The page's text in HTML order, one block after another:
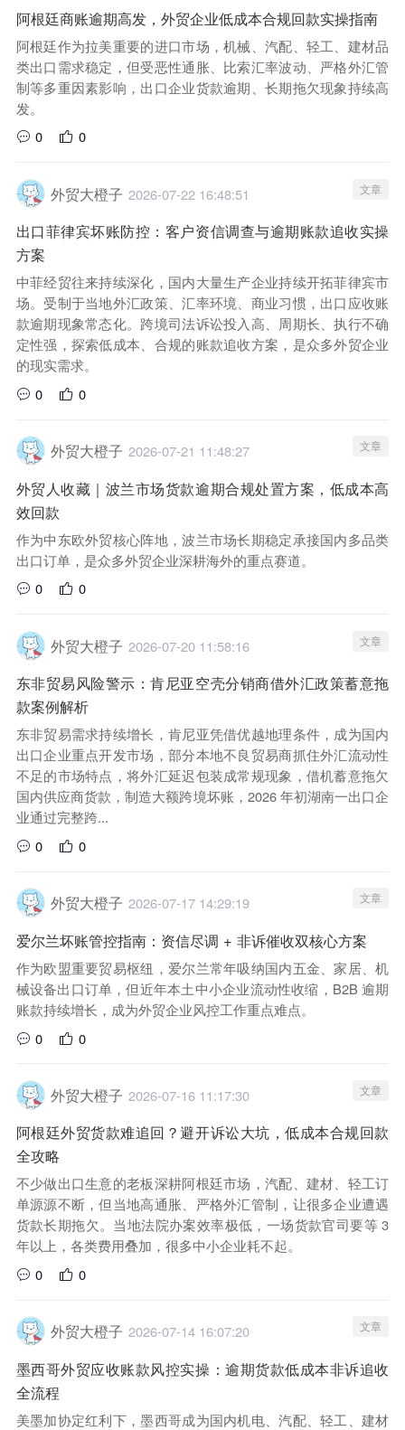
阿根廷商账逾期高发，外贸企业低成本合规回款实操指南
阿根廷作为拉美重要的进口市场，机械、汽配、轻工、建材品
类出口需求稳定，但受恶性通胀、比索汇率波动、严格外汇管
制等多重因素影响，出口企业货款逾期、长期拖欠现象持续高
发。
0
0
外贸大橙子 2026-07-22 16:48:51 文章
出口菲律宾坏账防控：客户资信调查与逾期账款追收实操
方案
中菲经贸往来持续深化，国内大量生产企业持续开拓菲律宾市
场。受制于当地外汇政策、汇率环境、商业习惯，出口应收账
款逾期现象常态化。跨境司法诉讼投入高、周期长、执行不确
定性强，探索低成本、合规的账款追收方案，是众多外贸企业
的现实需求。
0
0
外贸大橙子 2026-07-21 11:48:27 文章
外贸人收藏｜波兰市场货款逾期合规处置方案，低成本高
效回款
作为中东欧外贸核心阵地，波兰市场长期稳定承接国内多品类
出口订单，是众多外贸企业深耕海外的重点赛道。
0
0
外贸大橙子 2026-07-20 11:58:16 文章
东非贸易风险警示：肯尼亚空壳分销商借外汇政策蓄意拖
款案例解析
东非贸易需求持续增长，肯尼亚凭借优越地理条件，成为国内
出口企业重点开发市场，部分本地不良贸易商抓住外汇流动性
不足的市场特点，将外汇延迟包装成常规现象，借机蓄意拖欠
国内供应商货款，制造大额跨境坏账，2026 年初湖南一出口企
业通过完整跨...
0
0
外贸大橙子 2026-07-17 14:29:19 文章
爱尔兰坏账管控指南：资信尽调 + 非诉催收双核心方案
作为欧盟重要贸易枢纽，爱尔兰常年吸纳国内五金、家居、机
械设备出口订单，但近年本土中小企业流动性收缩，B2B 逾期
账款持续增长，成为外贸企业风控工作重点难点。
0
0
外贸大橙子 2026-07-16 11:17:30 文章
阿根廷外贸货款难追回？避开诉讼大坑，低成本合规回款
全攻略
不少做出口生意的老板深耕阿根廷市场，汽配、建材、轻工订
单源源不断，但当地高通胀、严格外汇管制，让很多企业遭遇
货款长期拖欠。当地法院办案效率极低，一场货款官司要等 3
年以上，各类费用叠加，很多中小企业耗不起。
0
0
外贸大橙子 2026-07-14 16:07:20 文章
墨西哥外贸应收账款风控实操：逾期货款低成本非诉追收
全流程
美墨加协定红利下，墨西哥成为国内机电、汽配、轻工、建材